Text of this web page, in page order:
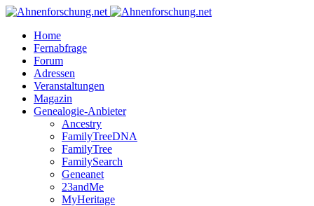
Home
Fernabfrage
Forum
Adressen
Veranstaltungen
Magazin
Genealogie-Anbieter
Ancestry
FamilyTreeDNA
FamilyTree
FamilySearch
Geneanet
23andMe
MyHeritage